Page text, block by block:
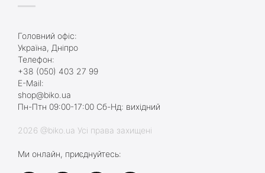
Головний офіс:
Україна, Дніпро
Телефон:
+38 (050) 403 27 99
E-Mail:
shop@biko.ua
Пн-Птн 09:00-17:00 Сб-Нд: вихідний
2026 @biko.ua Усі права захищені
Ми онлайн, приєднуйтесь: